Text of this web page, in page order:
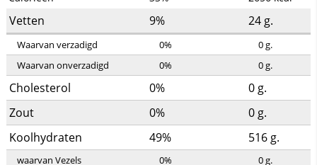
Vetten 9% 24 g.
Waarvan verzadigd 0% 0g.
Waarvan onverzadigd
0% 0g.
Cholesterol 0% 0 g.
Zout
0% 0 g.
Koolhydraten
49% 516 g.
waarvan Vezels 0% 0g.